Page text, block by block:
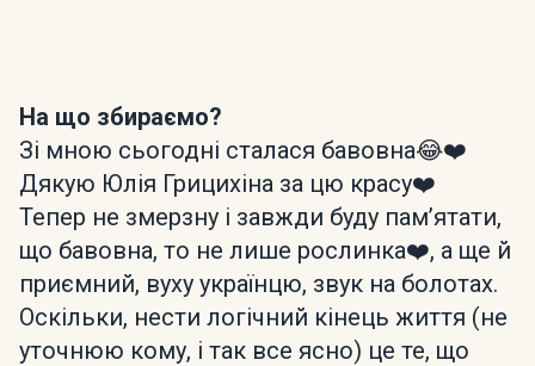
На що збираємо?
Зі мною сьогодні сталася бавовна😂❤️
Дякую Юлія Грицихіна за цю красу❤️
Тепер не змерзну і завжди буду пам’ятати,
що бавовна, то не лише рослинка❤️, а ще й
приємний, вуху українцю, звук на болотах.
Оскільки, нести логічний кінець життя (не
уточнюю кому, і так все ясно) це те, що